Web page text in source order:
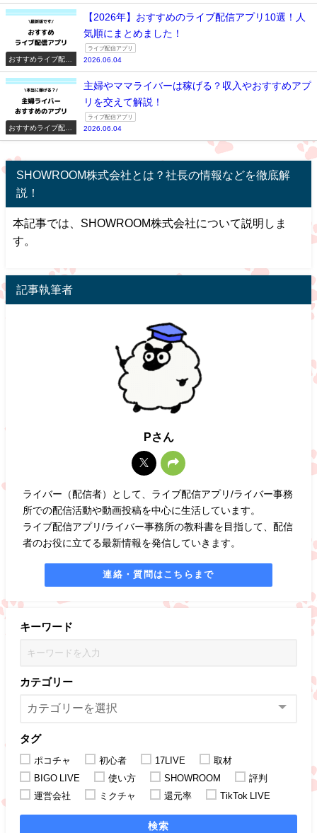
おすすめライブ配信
【2026年】おすすめのライブ配信アプリ10選！人
気順にまとめました！
ライブ配信アプリ
2026.06.04
おすすめライブ配信
主婦やママライバーは稼げる？収入やおすすめアプ
リを交えて解説！
ライブ配信アプリ
2026.06.04
SHOWROOM株式会社とは？社長の情報などを徹底解
説！
本記事では、SHOWROOM株式会社について説明しま
す。
記事執筆者
Pさん
ライバー（配信者）として、ライブ配信アプリ/ライバー事務
所での配信活動や動画投稿を中心に生活しています。
ライブ配信アプリ/ライバー事務所の教科書を目指して、配信
者のお役に立てる最新情報を発信していきます。
連絡・質問はこちらまで
キーワード
カテゴリー
タグ
ポコチャ 初心者 17LIVE
取材
BIGO LIVE
使い方 SHOWROOM
評判
運営会社
ミクチャ 還元率 TikTok LIVE
検索